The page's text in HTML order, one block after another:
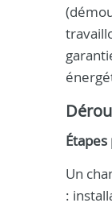
Un
: